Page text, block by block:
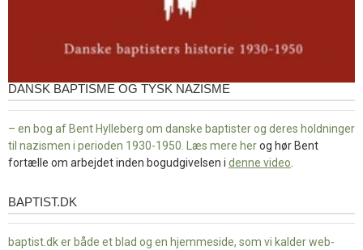
DANSK BAPTISME OG TYSK NAZISME
– en bog af Bent Hylleberg om danske baptister og deres holdninger
til nazismen i perioden 1930-1950. Læs mere herog hør Bent
fortælle om arbejdet inden bogudgivelsen i denne video.
baptist.dk
BAPTIST.DK
baptist.dk er både et blad og en hjemmeside, som vi kalder web-